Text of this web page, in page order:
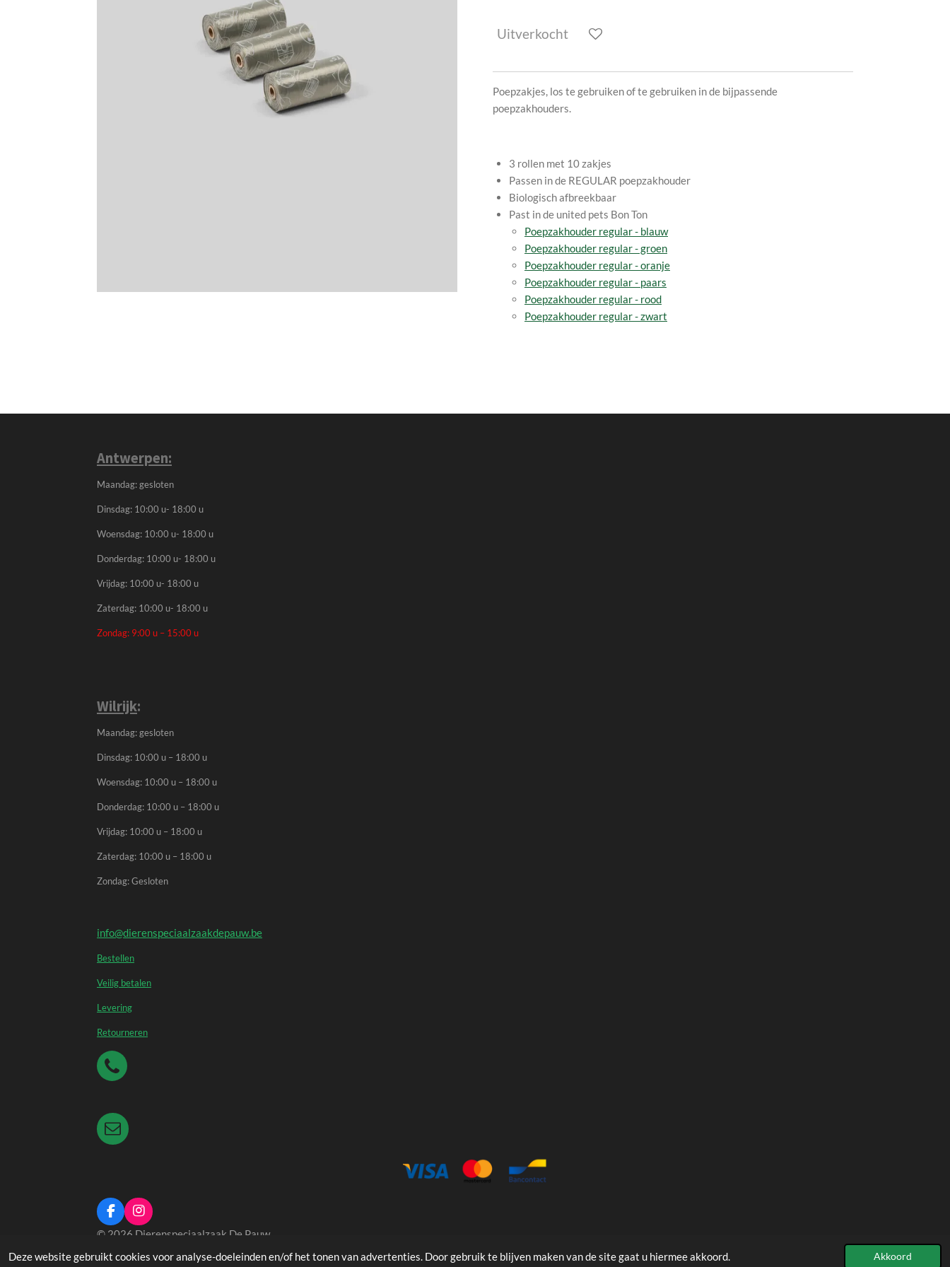
Deze website gebruikt cookies voor analyse-doeleinden en/of het tonen van advertenties. Door gebruik te blijven maken van de site gaat u hiermee akkoord. Akkoord
Uitverkocht
Poepzakjes, los te gebruiken of te gebruiken in de bijpassende
poepzakhouders.
3 rollen met 10 zakjes
Passen in de REGULAR poepzakhouder
Biologisch afbreekbaar
Past in de united pets Bon Ton
Poepzakhouder regular - blauw
Poepzakhouder regular - groen
Poepzakhouder regular - oranje
Poepzakhouder regular - paars
Poepzakhouder regular - rood
Poepzakhouder regular - zwart
Antwerpen:
Maandag: gesloten
Dinsdag: 10:00 u- 18:00 u
Woensdag: 10:00 u- 18:00 u
Donderdag: 10:00 u- 18:00 u
Vrijdag: 10:00 u- 18:00 u
Zaterdag: 10:00 u- 18:00 u
Zondag: 9:00 u – 15:00 u
Wilrijk:
Maandag: gesloten
Dinsdag: 10:00 u – 18:00 u
Woensdag: 10:00 u – 18:00 u
Donderdag: 10:00 u – 18:00 u
Vrijdag: 10:00 u – 18:00 u
Zaterdag: 10:00 u – 18:00 u
Zondag: Gesloten
info@dierenspeciaalzaakdepauw.be
Bestellen
Veilig betalen
Levering
Retourneren
F
a
e
I
n
t
© 2026 Dierenspeciaalzaak De Pauw